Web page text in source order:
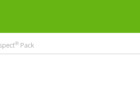
® Pack